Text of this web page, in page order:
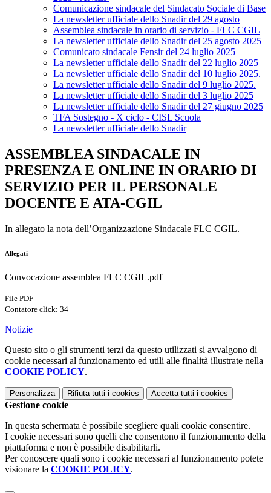
Comunicazione sindacale del Sindacato Sociale di Base
La newsletter ufficiale dello Snadir del 29 agosto
Assemblea sindacale in orario di servizio - FLC CGIL
La newsletter ufficiale dello Snadir del 25 agosto 2025
Comunicato sindacale Fensir del 24 luglio 2025
La newsletter ufficiale dello Snadir del 22 luglio 2025
La newsletter ufficiale dello Snadir del 10 luglio 2025.
La newsletter ufficiale dello Snadir del 9 luglio 2025.
La newsletter ufficiale dello Snadir del 3 luglio 2025
La newsletter ufficiale dello Snadir del 27 giugno 2025
TFA Sostegno - X ciclo - CISL Scuola
La newsletter ufficiale dello Snadir
ASSEMBLEA SINDACALE IN
PRESENZA E ONLINE IN ORARIO DI
SERVIZIO PER IL PERSONALE
DOCENTE E ATA-CGIL
In allegato la nota dell’Organizzazione Sindacale FLC CGIL.
Allegati
Convocazione assemblea FLC CGIL.pdf
File PDF
Contatore click: 34
Notizie
Questo sito o gli strumenti terzi da questo utilizzati si avvalgono di
cookie necessari al funzionamento ed utili alle finalità illustrate nella
COOKIE POLICY.
Personalizza Rifiuta tutti i cookies Accetta tutti i cookies
Gestione cookie
In questa schermata è possibile scegliere quali cookie consentire.
I cookie necessari sono quelli che consentono il funzionamento della
piattaforma e non è possibile disabilitarli.
Per conoscere quali sono i cookie necessari al funzionamento potete
visionare la COOKIE POLICY.